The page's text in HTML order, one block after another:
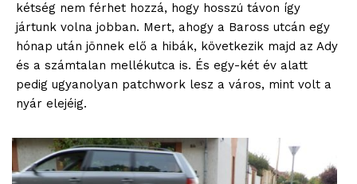
kétség nem férhet hozzá, hogy hosszú távon így
jártunk volna jobban. Mert, ahogy a Baross utcán egy
hónap után jönnek elő a hibák, következik majd az Ady
és a számtalan mellékutca is. És egy-két év alatt
pedig ugyanolyan patchwork lesz a város, mint volt a
nyár elejéig.